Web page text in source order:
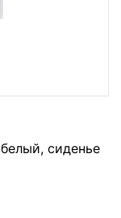
сиденье